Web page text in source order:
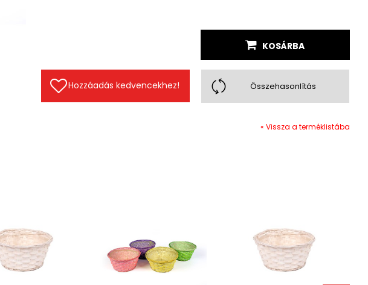
KOSÁRBA
Hozzáadás kedvencekhez! Összehasonlítás
« Vissza a terméklistába